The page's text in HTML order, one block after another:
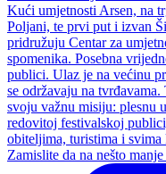
Zamislite da na nešto